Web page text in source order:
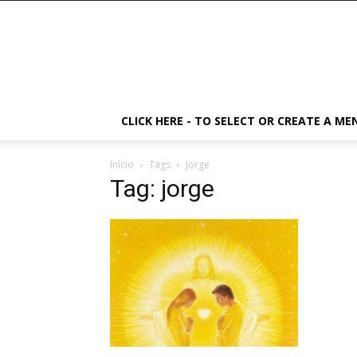
CLICK HERE - TO SELECT OR CREATE A
Início Tags Jorge
Tag: jorge